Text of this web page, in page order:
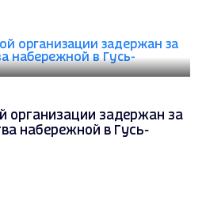
организации задержан за
набережной в Гусь-